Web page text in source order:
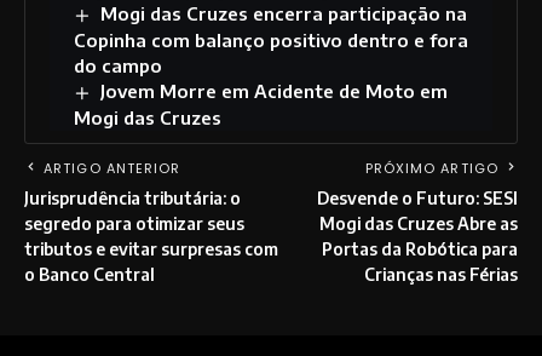
Mogi das Cruzes encerra participação na
Copinha com balanço positivo dentro e fora
do campo
Jovem Morre em Acidente de Moto em
Mogi das Cruzes
ARTIGO ANTERIOR
Jurisprudência tributária: o
segredo para otimizar seus
tributos e evitar surpresas com
o Banco Central
PRÓXIMO ARTIGO
Desvende o Futuro: SESI
Mogi das Cruzes Abre as
Portas da Robótica para
Crianças nas Férias